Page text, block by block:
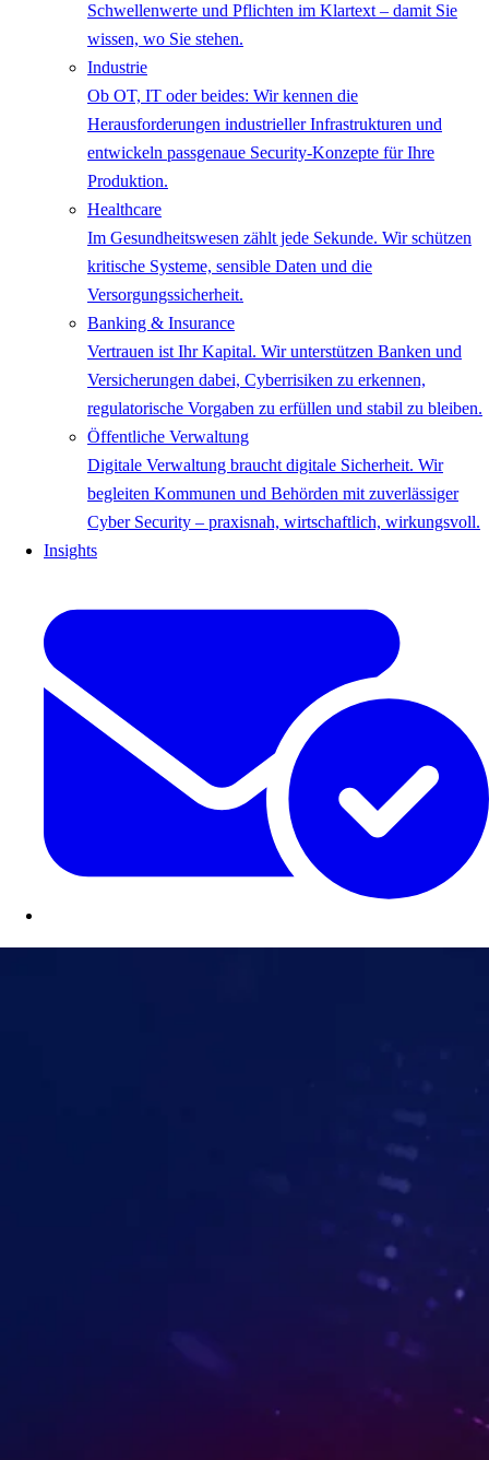
Schwellenwerte und Pflichten im Klartext – damit Sie
wissen, wo Sie stehen.
Industrie
Ob OT, IT oder beides: Wir kennen die
Herausforderungen industrieller Infrastrukturen und
entwickeln passgenaue Security-Konzepte für Ihre
Produktion.
Healthcare
Im Gesundheitswesen zählt jede Sekunde. Wir schützen
kritische Systeme, sensible Daten und die
Versorgungssicherheit.
Banking & Insurance
Vertrauen ist Ihr Kapital. Wir unterstützen Banken und
Versicherungen dabei, Cyberrisiken zu erkennen,
regulatorische Vorgaben zu erfüllen und stabil zu bleiben.
Öffentliche Verwaltung
Digitale Verwaltung braucht digitale Sicherheit. Wir
begleiten Kommunen und Behörden mit zuverlässiger
Cyber Security – praxisnah, wirtschaftlich, wirkungsvoll.
Insights